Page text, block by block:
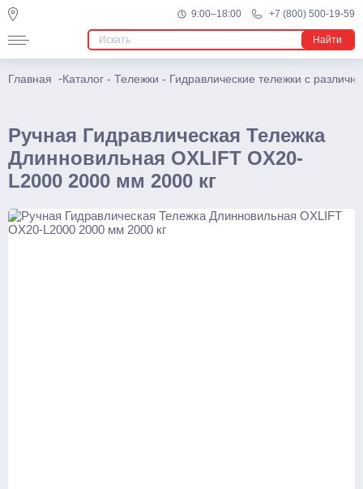
9:00–18:00 +7 (800) 500-19-59
Найти
Главная -Каталог - Тележки - Гидравлические тележки с
Ручная Гидравлическая Тележка
Длинновильная OXLIFT OX20-
L2000 2000 мм 2000 кг
Повышенной проходимости
Ричтраки
Мини
Многоходовые
Узкопроходные штабелеры
Телескопические